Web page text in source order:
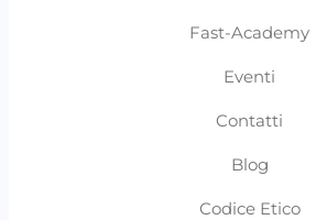
Fast-Academy
Eventi
Contatti
Blog
Codice Etico